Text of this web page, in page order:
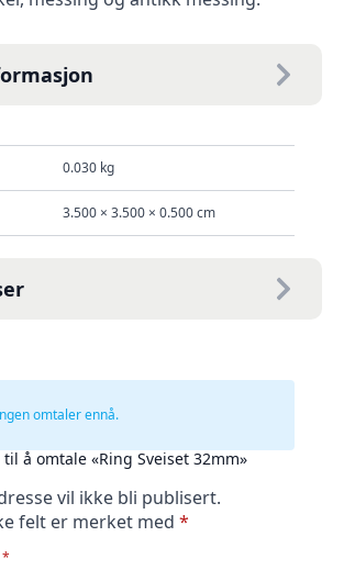
0.030 kg
3.500 × 3.500 × 0.500 cm
omtaler ennå.
å omtale «Ring Sveiset 32mm»
vil ikke bli publisert.
felt er merket med *
*